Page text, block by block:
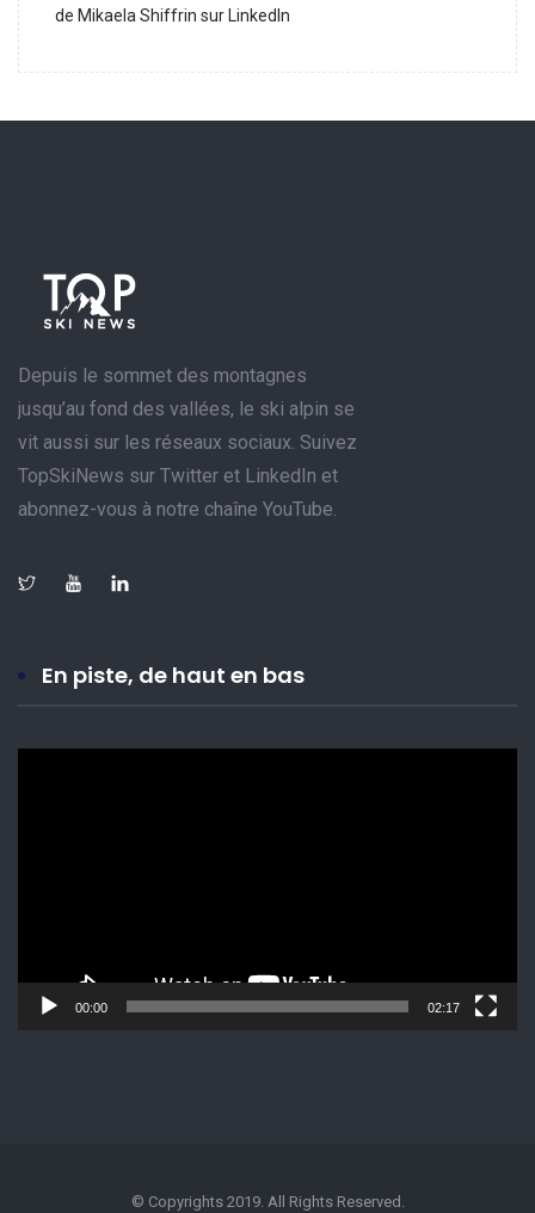
de Mikaela Shiffrin sur LinkedIn
Depuis le sommet des montagnes
jusqu’au fond des vallées, le ski alpin se
vit aussi sur les réseaux sociaux. Suivez
TopSkiNews sur Twitter et LinkedIn et
abonnez-vous à notre chaîne YouTube.
En piste, de haut en bas
00:00 02:17
© Copyrights 2019. All Rights Reserved.